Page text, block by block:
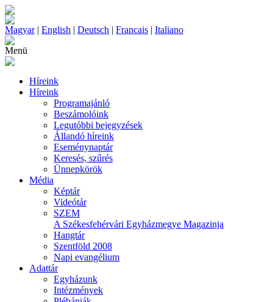
Magyar| English | Deutsch | Francais | Italiano
Menü
Híreink
Híreink
Programajánló
Beszámolóink
Legutóbbi bejegyzések
Állandó híreink
Eseménynaptár
Keresés, szűrés
Ünnepkörök
Média
Képtár
Videótár
SZEM
A Székesfehérvári Egyházmegye Magazinja
Hangtár
Szentföld 2008
Napi evangélium
Adattár
Egyházunk
Intézmények